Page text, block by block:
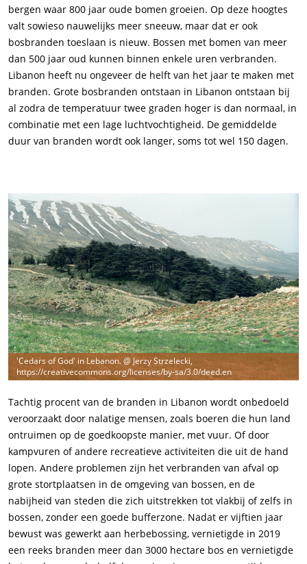
bergen waar 800 jaar oude bomen groeien. Op deze hoogtes
valt sowieso nauwelijks meer sneeuw, maar dat er ook
bosbranden toeslaan is nieuw. Bossen met bomen van meer
dan 500 jaar oud kunnen binnen enkele uren verbranden.
Libanon heeft nu ongeveer de helft van het jaar te maken met
branden. Grote bosbranden ontstaan in Libanon ontstaan bij
al zodra de temperatuur twee graden hoger is dan normaal, in
combinatie met een lage luchtvochtigheid. De gemiddelde
duur van branden wordt ook langer, soms tot wel 150 dagen.
'Cedars of God' in Lebanon. @ Jerzy Strzelecki,
https://creativecommons.org/licenses/by-sa/3.0/deed.en
Tachtig procent van de branden in Libanon wordt onbedoeld
veroorzaakt door nalatige mensen, zoals boeren die hun land
ontruimen op de goedkoopste manier, met vuur. Of door
kampvuren of andere recreatieve activiteiten die uit de hand
lopen. Andere problemen zijn het verbranden van afval op
grote stortplaatsen in de omgeving van bossen, en de
nabijheid van steden die zich uitstrekken tot vlakbij of zelfs in
bossen, zonder een goede bufferzone. Nadat er vijftien jaar
bewust was gewerkt aan herbebossing, vernietigde in 2019
een reeks branden meer dan 3000 hectare bos en vernietigde